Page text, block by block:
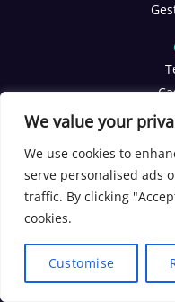
We value your
We use cookies to
serve personalised ads
traffic. By clicking
cookies.
Customise
+1